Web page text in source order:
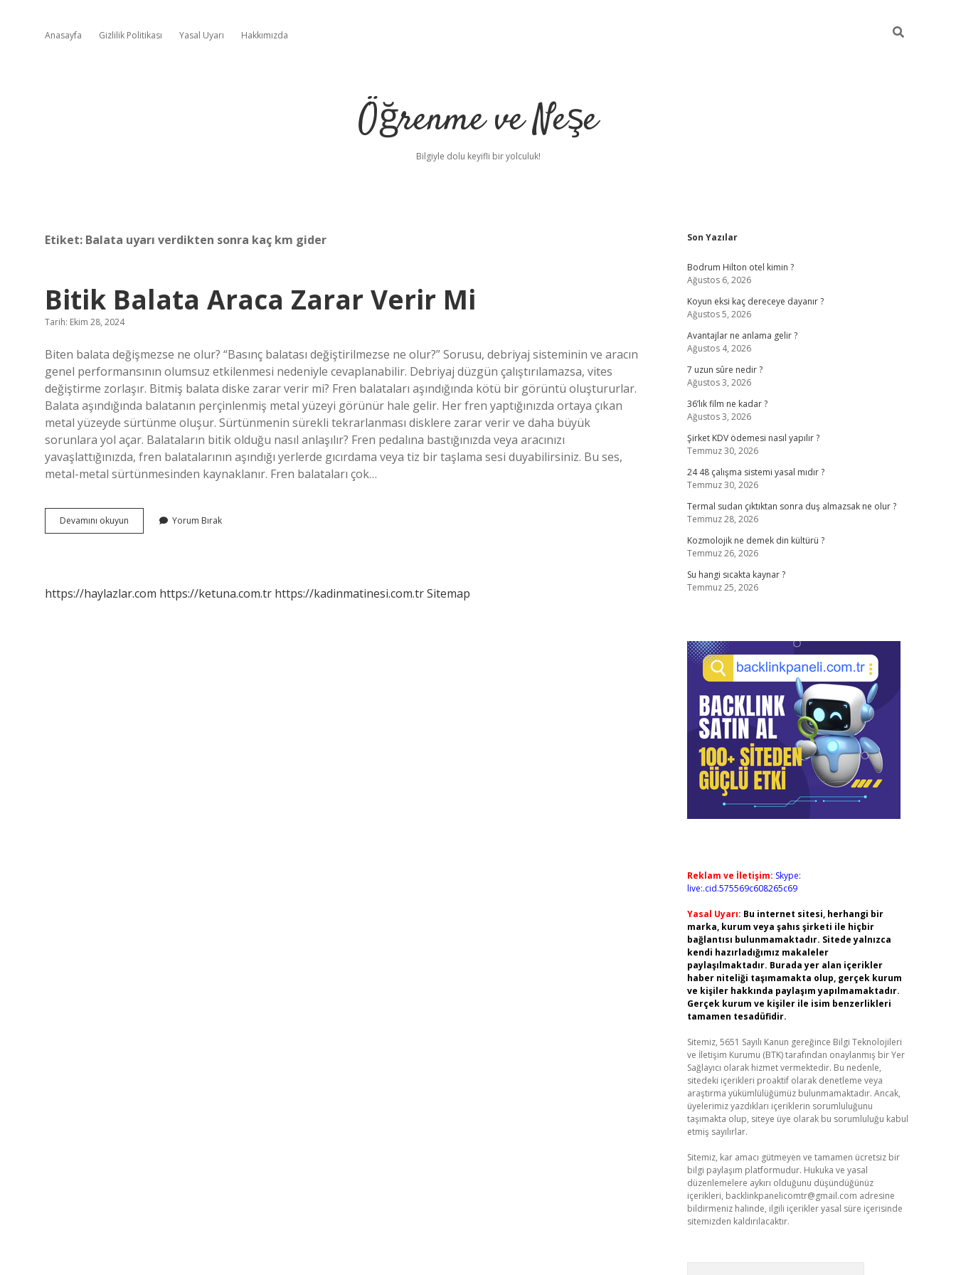
Anasayfa Gizlilik Politikası Yasal Uyarı Hakkımızda
Öğrenme ve Neşe
Bilgiyle dolu keyifli bir yolculuk!
Etiket: Balata uyarı verdikten sonra kaç km gider
Bitik Balata Araca Zarar Verir Mi
Tarih: Ekim 28, 2024
Biten balata değişmezse ne olur? “Basınç balatası değiştirilmezse ne olur?” Sorusu, debriyaj sisteminin ve aracın
genel performansının olumsuz etkilenmesi nedeniyle cevaplanabilir. Debriyaj düzgün çalıştırılamazsa, vites
değiştirme zorlaşır. Bitmiş balata diske zarar verir mi? Fren balataları aşındığında kötü bir görüntü oluştururlar.
Balata aşındığında balatanın perçinlenmiş metal yüzeyi görünür hale gelir. Her fren yaptığınızda ortaya çıkan
metal yüzeyde sürtünme oluşur. Sürtünmenin sürekli tekrarlanması disklere zarar verir ve daha büyük
sorunlara yol açar. Balataların bitik olduğu nasıl anlaşılır? Fren pedalına bastığınızda veya aracınızı
yavaşlattığınızda, fren balatalarının aşındığı yerlerde gıcırdama veya tiz bir taşlama sesi duyabilirsiniz. Bu ses,
metal-metal sürtünmesinden kaynaklanır. Fren balataları çok…
Devamını okuyun
Balata
Yorum Bırak
https://haylazlar.com https://ketuna.com.tr https://kadinmatinesi.com.trSitemap
Sidebar
Son Yazılar
Bodrum Hilton otel kimin ?
Ağustos 6, 2026
Koyun eksi kaç dereceye dayanır ?
Ağustos 5, 2026
Avantajlar ne anlama gelir ?
Ağustos 4, 2026
7 uzun sûre nedir ?
Ağustos 3, 2026
36’lık film ne kadar ?
Ağustos 3, 2026
Şirket KDV ödemesi nasıl yapılır ?
Temmuz 30, 2026
24 48 çalışma sistemi yasal mıdır ?
Temmuz 30, 2026
Termal sudan çıktıktan sonra duş almazsak ne olur ?
Temmuz 28, 2026
Kozmolojik ne demek din kültürü ?
Temmuz 26, 2026
Su hangi sıcakta kaynar ?
Temmuz 25, 2026
Reklam ve İletişim: Skype:
live:.cid.575569c608265c69
Yasal Uyarı: Bu internet sitesi, herhangi bir
marka, kurum veya şahıs şirketi ile hiçbir
bağlantısı bulunmamaktadır. Sitede yalnızca
kendi hazırladığımız makaleler
paylaşılmaktadır. Burada yer alan içerikler
haber niteliği taşımamakta olup, gerçek kurum
ve kişiler hakkında paylaşım yapılmamaktadır.
Gerçek kurum ve kişiler ile isim benzerlikleri
tamamen tesadüfidir.
Sitemiz, 5651 Sayılı Kanun gereğince Bilgi Teknolojileri
ve İletişim Kurumu (BTK) tarafından onaylanmış bir Yer
Sağlayıcı olarak hizmet vermektedir. Bu nedenle,
sitedeki içerikleri proaktif olarak denetleme veya
araştırma yükümlülüğümüz bulunmamaktadır. Ancak,
üyelerimiz yazdıkları içeriklerin sorumluluğunu
taşımakta olup, siteye üye olarak bu sorumluluğu kabul
etmiş sayılırlar.
Sitemiz, kar amacı gütmeyen ve tamamen ücretsiz bir
bilgi paylaşım platformudur. Hukuka ve yasal
düzenlemelere aykırı olduğunu düşündüğünüz
içerikleri, backlinkpanelicomtr@gmail.com adresine
bildirmeniz halinde, ilgili içerikler yasal süre içerisinde
sitemizden kaldırılacaktır.
ilbetbetcipiabellacasino sitesi